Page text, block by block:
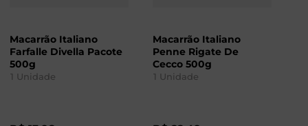
Macarrão Italiano
Farfalle Divella Pacote
500g
1 Unidade
Macarrão Italiano
Penne Rigate De
Cecco 500g
1 Unidade